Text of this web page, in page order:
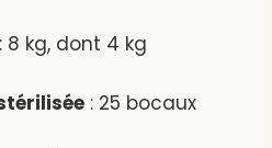
: 8 kg, dont 4 kg
: 25 bocaux